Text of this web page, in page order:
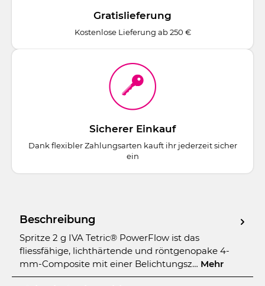
Gratislieferung
Kostenlose Lieferung ab 250 €
Sicherer Einkauf
Dank flexibler Zahlungsarten kauft ihr jederzeit sicher
ein
Beschreibung
Spritze 2 g IVA Tetric® PowerFlow ist das
fliessfähige, lichthärtende und röntgenopake 4-
mm-Composite mit einer Belichtungsz… Mehr